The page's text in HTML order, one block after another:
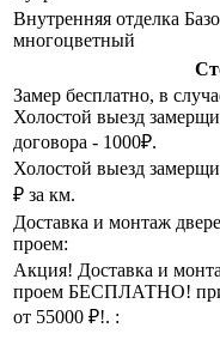
Внутренняя отделка
многоцветный
Замер бесплатно, в
Холостой выезд
договора - 1000₽.
Холостой выезд
₽ за км.
Доставка и монтаж
проем:
Акция! Доставка и
проем БЕСПЛАТНО! при
от 55000 ₽!. :